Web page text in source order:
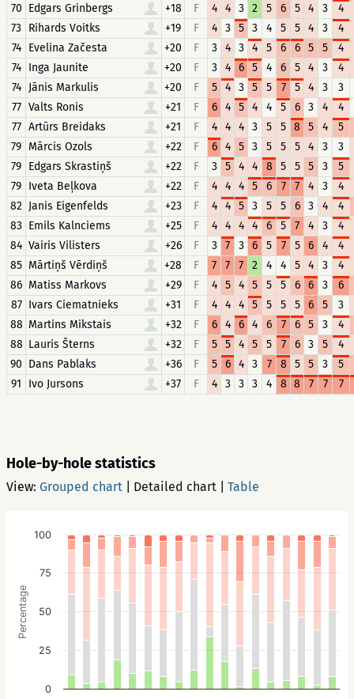
70 Edgars Grinbergs +18 F 4 4 3 2 5 6 5 4 3
4
73 Rihards Voitks +19 F 4 3 5 3 4 5 5 4 3
4
74
Evelina Začesta +20 F 3 4 3 4 5 6 6 5 5
4
74
Inga Jaunite +20 F 3 4 6 5 4 6 5 4 3
4
74
Jānis Markulis +20 F 5 4 3 5 5 7 5 4 3
3
77 Valts Ronis +21 F 6 4 5 4 4 5 6 3 4
4
77 Artūrs Breidaks +21 F 4 4 4 3 5 5 8 5 4
5
79 Mārcis Ozols +22 F 6 4 5 3 5 5 5 4 3
3
79 Edgars Skrastiņš +22 F 3 5 4 4 8 5 5 5 3
5
79 Iveta Beļkova +22 F 4 4 4 5 6 7 7 4 3
4
82 Janis Eigenfelds +23 F 4 4 5 3 5 5 6 3 4
4
83 Emils Kalnciems +25 F 4 4 4 4 6 5 7 4 3
4
84 Vairis Vilisters +26 F 3 7 3 6 5 7 5 6 4
4
85 Mārtiņš Vērdiņš +28 F 7 7 7 2 4 4 5 4 3
4
86 Matiss Markovs +29 F 4 5 4 5 5 5 6 6 3
6
87 Ivars Ciematnieks +31 F 4 4 4 5 5 5 5 6 5
3
88 Martins Mikstais +32 F 6 4 6 4 6 7 6 5 3
4
88 Lauris Šterns +32 F 5 5 4 5 5 7 6 3 5
4
90 Dans Pablaks +36 F 5 6 4 3 7 8 5 5 3
5
91
Ivo Jursons +37 F 4 3 3 3 4 8 8 7 7 7
Hole-by-hole statistics
View: Grouped chart Detailed chart Table
Percentage
0
25
50
75
100